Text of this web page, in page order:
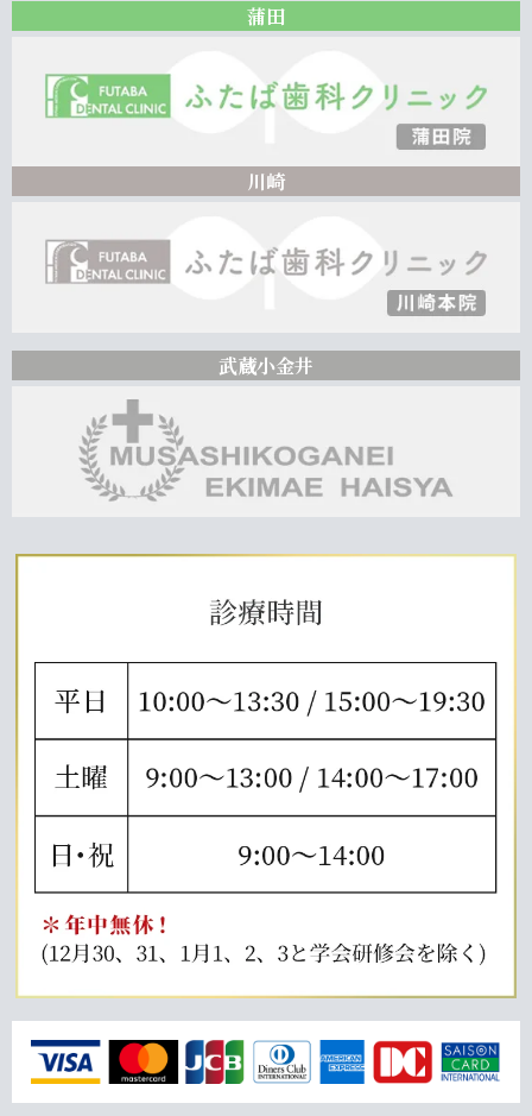
蒲田
川崎
武蔵小金井